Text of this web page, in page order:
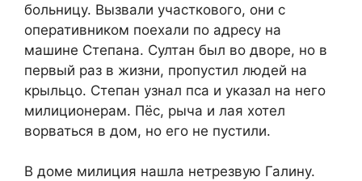
больницу. Вызвали участкового, они с
оперативником поехали по адресу на
машине Степана. Султан был во дворе, но в
первый раз в жизни, пропустил людей на
крыльцо. Степан узнал пса и указал на него
милиционерам. Пёс, рыча и лая хотел
ворваться в дом, но его не пустили.
В доме милиция нашла нетрезвую Галину.